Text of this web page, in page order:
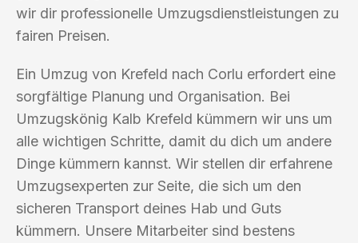
wir dir professionelle Umzugsdienstleistungen zu
fairen Preisen.
Ein Umzug von Krefeld nach Corlu erfordert eine
sorgfältige Planung und Organisation. Bei
Umzugskönig Kalb Krefeld kümmern wir uns um
alle wichtigen Schritte, damit du dich um andere
Dinge kümmern kannst. Wir stellen dir erfahrene
Umzugsexperten zur Seite, die sich um den
sicheren Transport deines Hab und Guts
kümmern. Unsere Mitarbeiter sind bestens